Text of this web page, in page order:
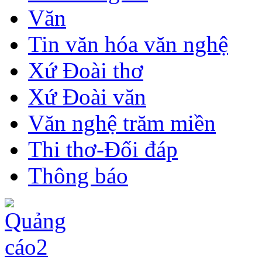
Văn
Tin văn hóa văn nghệ
Xứ Đoài thơ
Xứ Đoài văn
Văn nghệ trăm miền
Thi thơ-Đối đáp
Thông báo